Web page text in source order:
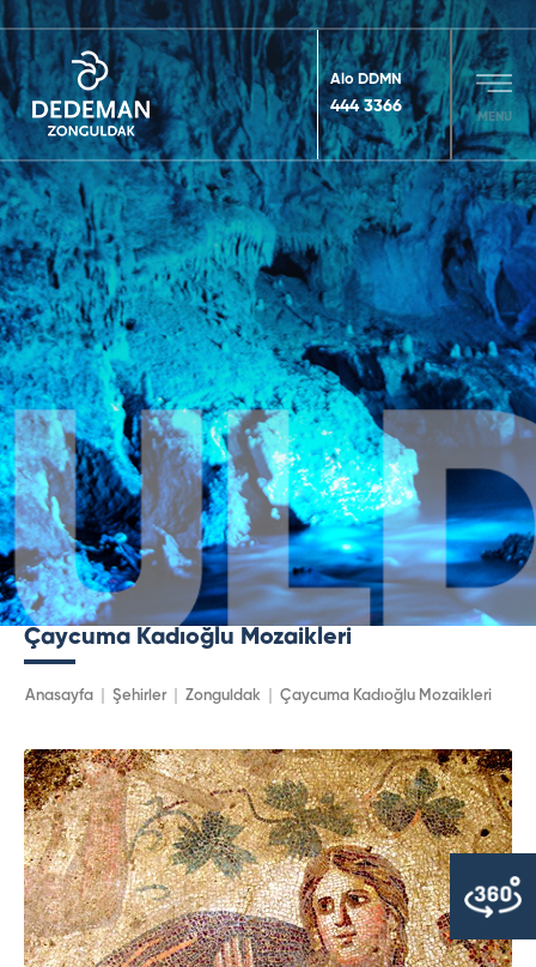
Alo DDMN
444 3366
MENU
Çaycuma Kadıoğlu Mozaikleri
Anasayfa Şehirler Zonguldak Çaycuma Kadıoğlu Mozaikleri